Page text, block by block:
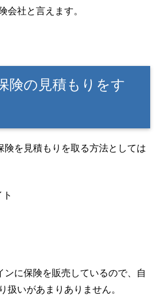
会社と言えます。
険の見積もりをす
険を見積もりを取る方法としては
ンに保険を販売しているので、自
扱いがあまりありません。